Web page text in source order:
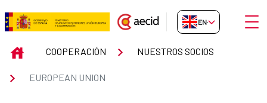
Skip to Main Content
EUROPEAN UNION
EN-GB
INICIOCOOPERACIÓN NUESTROS SOCIOS
EUROPEAN UNION